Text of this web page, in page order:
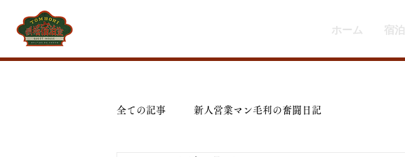
ホーム 宿泊
全ての記事 新人営業マン毛利の奮闘日記